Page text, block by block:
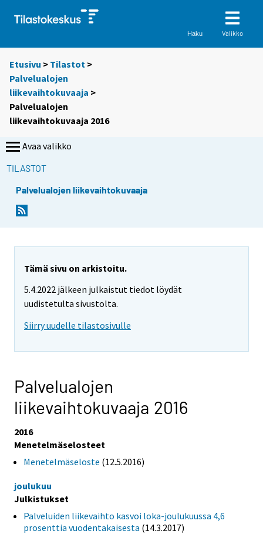
Haku Valikko
Etusivu > Tilastot >
Palvelualojen
liikevaihtokuvaaja >
Palvelualojen
liikevaihtokuvaaja 2016
Avaa valikko
TILASTOT
Palvelualojen liikevaihtokuvaaja
Tämä sivu on arkistoitu.
5.4.2022 jälkeen julkaistut tiedot löydät
uudistetulta sivustolta.
Siirry uudelle tilastosivulle
Palvelualojen
liikevaihtokuvaaja 2016
2016
Menetelmäselosteet
Menetelmäseloste (12.5.2016)
joulukuu
Julkistukset
Palveluiden liikevaihto kasvoi loka-joulukuussa 4,6
prosenttia vuodentakaisesta (14.3.2017)